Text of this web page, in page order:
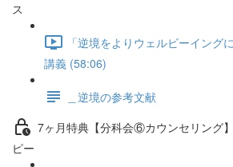
ス
「逆境をよりウェルビーイング
講義 (58:06)
＿逆境の参考文献
7ヶ月特典【分科会⑥カウンセリング
ピー